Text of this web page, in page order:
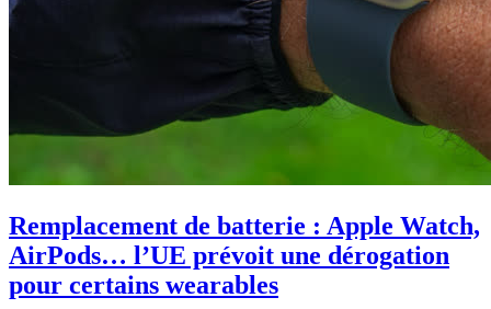
Remplacement de batterie : Apple Watch,
AirPods… l’UE prévoit une dérogation
pour certains wearables